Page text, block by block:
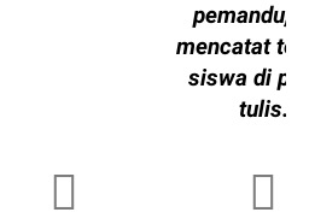
pemandu,
mencatat
siswa di
tulis.